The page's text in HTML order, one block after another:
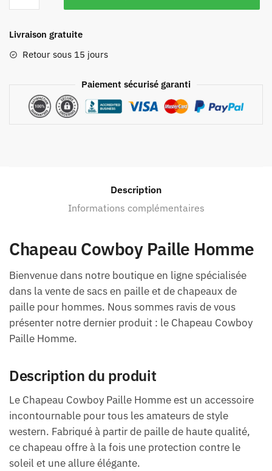
Livraison gratuite
Retour sous 15 jours
Paiement sécurisé garanti
Description
Informations complémentaires
Chapeau Cowboy Paille Homme
Bienvenue dans notre boutique en ligne spécialisée
dans la vente de sacs en paille et de chapeaux de
paille pour hommes. Nous sommes ravis de vous
présenter notre dernier produit : le Chapeau Cowboy
Paille Homme.
Description du produit
Le Chapeau Cowboy Paille Homme est un accessoire
incontournable pour tous les amateurs de style
western. Fabriqué à partir de paille de haute qualité,
ce chapeau offre à la fois une protection contre le
soleil et une allure élégante.